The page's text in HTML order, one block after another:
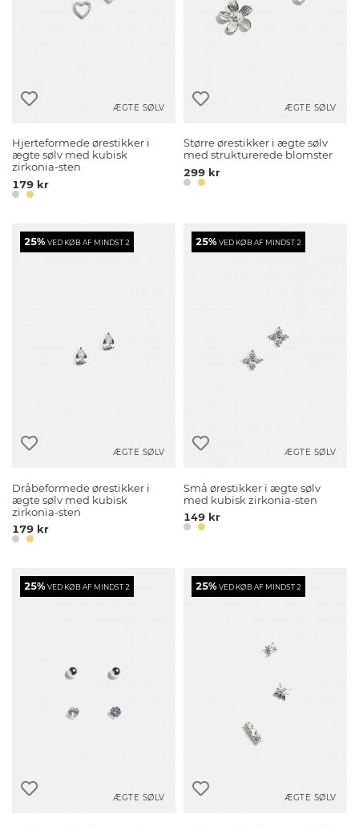
ÆGTE SØLV
Hjerteformede ørestikker i
ægte sølv med kubisk
zirkonia-sten
179 kr
ÆGTE SØLV
Større ørestikker i ægte sølv
med strukturerede blomster
299 kr
25%VED KØB AF MINDST 2
ÆGTE SØLV
Dråbeformede ørestikker i
ægte sølv med kubisk
zirkonia-sten
179 kr
25%VED KØB AF MINDST 2
ÆGTE SØLV
Små ørestikker i ægte sølv
med kubisk zirkonia-sten
149 kr
25%VED KØB AF MINDST 2
ÆGTE SØLV
25%VED KØB AF MINDST 2
ÆGTE SØLV